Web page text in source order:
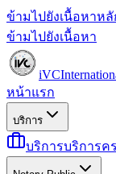
ข้ามไปยังเนื้อหาหลั
ข้ามไปยังเนื้อหา
iVC
หน้าแรก
บริการ
บริการบริการค